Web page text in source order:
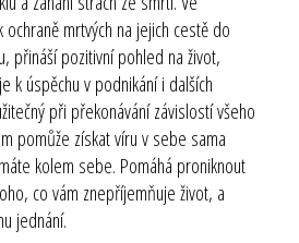
mrtvých na jejich cestě do
přináší pozitivní pohled na život,
k úspěchu v podnikání i dalších
při překonávání závislostí všeho
pomůže získat víru v sebe sama
kolem sebe. Pomáhá proniknout
co vám znepříjemňuje život, a
jednání.